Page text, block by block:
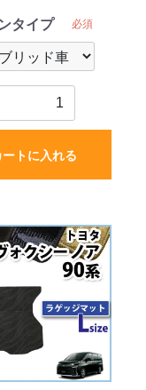
タイプ 必須
ートに入れる